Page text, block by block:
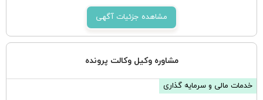
مشاهده جزئیات آگهی
مشاوره وکیل وکالت پرونده
خدمات مالی و سرمایه گذاری